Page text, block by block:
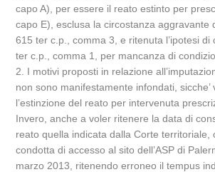
capo A), per essere il reato estinto per
capo E), esclusa la circostanza aggravante
615 ter c.p., comma 3, e ritenuta l’ipotesi di
ter c.p., comma 1, per mancanza di
2. I motivi proposti in relazione
non sono manifestamente infondati, sicche’
l’estinzione del reato per intervenuta
Invero, anche a voler ritenere la data di
reato quella indicata dalla Corte territoriale,
condotta di accesso al sito dell’ASP di
marzo 2013, ritenendo erroneo il tempus